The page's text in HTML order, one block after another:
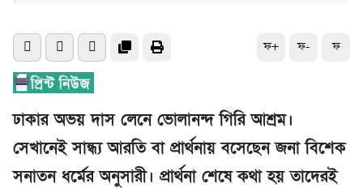
ফ+ ফ- ফ
ঢাকার অভয় দাস লেনে ভোলানন্দ গিরি আশ্রম।
সেখানেই সান্ধ্য আরতি বা প্রার্থনায় বসেছেন জনা বিশেক
সনাতন ধর্মের অনুসারী। প্রার্থনা শেষে কথা হয় তাদেরই